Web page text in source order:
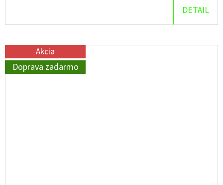
DETAIL
Akcia
Doprava zadarmo